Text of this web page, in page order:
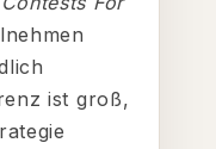
ist groß,